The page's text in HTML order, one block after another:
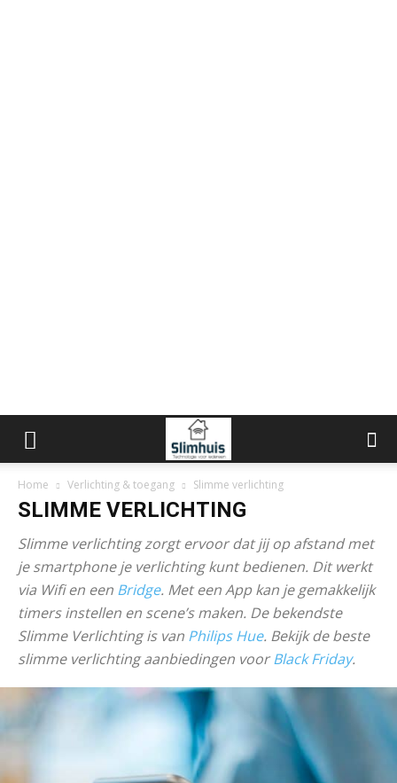
Home Verlichting & toegang Slimme verlichting
SLIMME VERLICHTING
Slimme verlichting zorgt ervoor dat jij op afstand met
je smartphone je verlichting kunt bedienen. Dit werkt
via Wifi en een Bridge. Met een App kan je gemakkelijk
timers instellen en scene’s maken. De bekendste
Slimme Verlichting is van Philips Hue. Bekijk de beste
slimme verlichting aanbiedingen voorBlack Friday.